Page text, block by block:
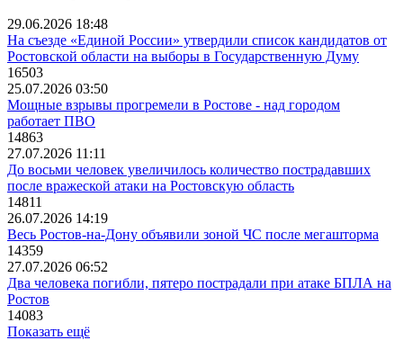
29.06.2026 18:48
На съезде «Единой России» утвердили список кандидатов от
Ростовской области на выборы в Государственную Думу
16503
25.07.2026 03:50
Мощные взрывы прогремели в Ростове - над городом
работает ПВО
14863
27.07.2026 11:11
До восьми человек увеличилось количество пострадавших
после вражеской атаки на Ростовскую область
14811
26.07.2026 14:19
Весь Ростов-на-Дону объявили зоной ЧС после мегашторма
14359
27.07.2026 06:52
Два человека погибли, пятеро пострадали при атаке БПЛА на
Ростов
14083
Показать ещё